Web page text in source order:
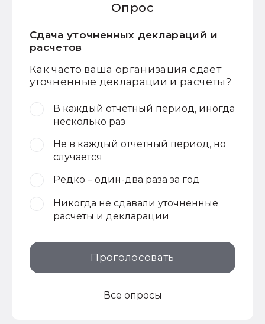
Опрос
Сдача уточненных деклараций и
расчетов
Как часто ваша организация сдает
уточненные декларации и расчеты?
В каждый отчетный период, иногда
несколько раз
Не в каждый отчетный период, но
случается
Редко – один-два раза за год
Никогда не сдавали уточненные
расчеты и декларации
Проголосовать
Все опросы